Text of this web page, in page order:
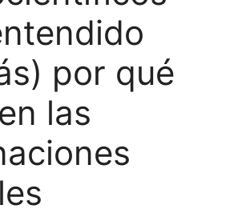
por qué
las